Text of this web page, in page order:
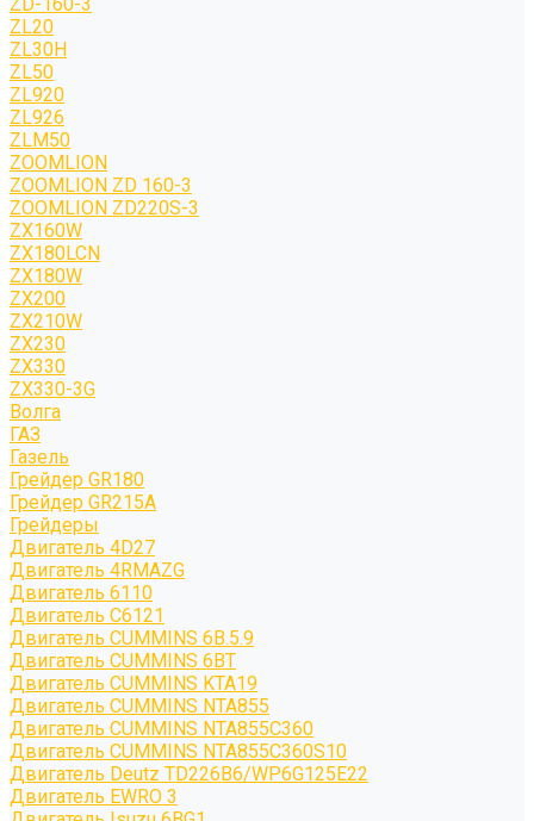
ZL20
ZL30H
ZL50
ZL920
ZL926
ZLM50
ZOOMLION
ZOOMLION ZD 160-3
ZOOMLION ZD220S-3
ZX160W
ZX180LCN
ZX180W
ZX200
ZX210W
ZX230
ZX330
ZX330-3G
Волга
ГАЗ
Газель
Грейдер GR180
Грейдер GR215A
Грейдеры
Двигатель 4D27
Двигатель 4RMAZG
Двигатель 6110
Двигатель C6121
Двигатель CUMMINS 6B.5.9
Двигатель CUMMINS 6BT
Двигатель CUMMINS KTA19
Двигатель CUMMINS NTA855
Двигатель CUMMINS NTA855C360
Двигатель CUMMINS NTA855C360S10
Двигатель Deutz TD226B6/WP6G125E22
Двигатель EWRO 3